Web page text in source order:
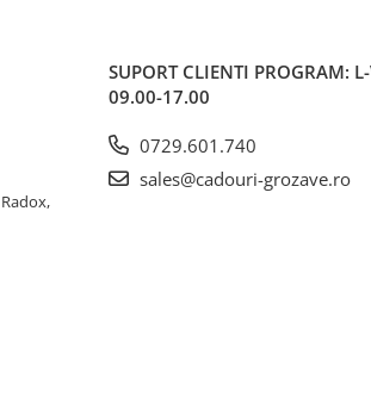
SUPORT CLIENTI PROGRAM:
09.00-17.00
0729.601.740
sales@cadouri-grozave.ro